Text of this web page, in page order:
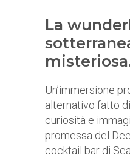
La
Un’immersione
alternativo fatto
curiosità e
promessa del
cocktail bar di